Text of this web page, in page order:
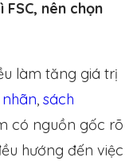
FSC, nên chọn
làm tăng giá trị
sách
có nguồn gốc rõ
hướng đến việc